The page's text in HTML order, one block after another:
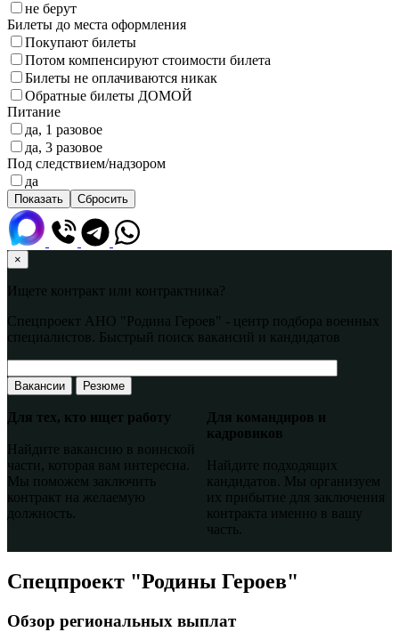
не берут
Билеты до места оформления
Покупают билеты
Потом компенсируют стоимости билета
Билеты не оплачиваются никак
Обратные билеты ДОМОЙ
Питание
да, 1 разовое
да, 3 разовое
Под следствием/надзором
да
×
Ищете контракт или контрактника?
Спецпроект АНО "Родина Героев" - центр подбора военных
специалистов. Быстрый поиск вакансий и кандидатов
Вакансии Резюме
Для тех, кто ищет работу
Найдите вакансию в воинской
части, которая вам интересна.
Мы поможем заключить
контракт на желаемую
должность.
Для командиров и
кадровиков
Найдите подходящих
кандидатов. Мы организуем
их прибытие для заключения
контракта именно в вашу
часть.
Спецпроект "Родины Героев"
Обзор региональных выплат